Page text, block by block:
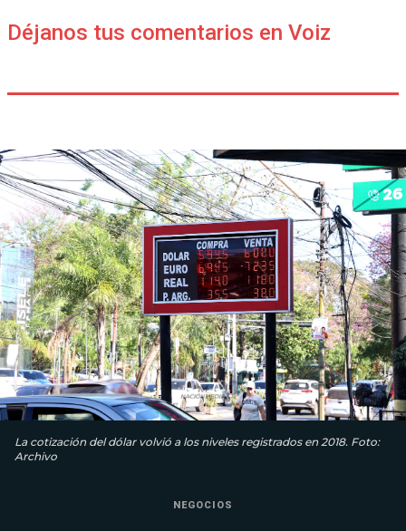
Déjanos tus comentarios en Voiz
La cotización del dólar volvió a los niveles registrados en 2018. Foto:
Archivo
NEGOCIOS